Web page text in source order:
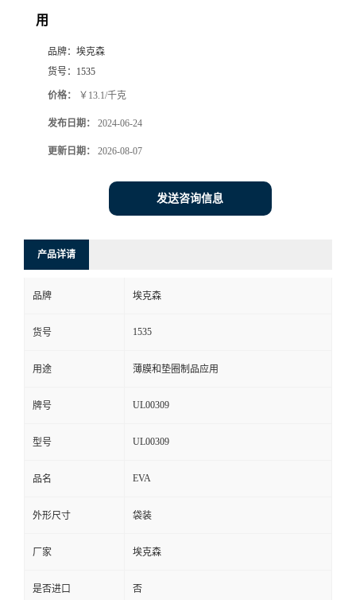
用
品牌： 埃克森
货号： 1535
价格： ￥13.1/千克
发布日期： 2024-06-24
更新日期： 2026-08-07
发送咨询信息
产品详请
品牌 埃克森
货号 1535
用途 薄膜和垫圈制品应用
牌号 UL00309
型号 UL00309
品名 EVA
外形尺寸 袋装
厂家 埃克森
是否进口 否